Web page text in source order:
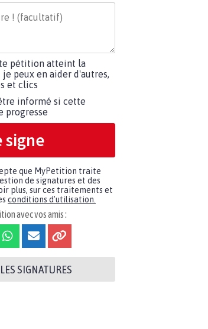
pétition atteint la
peux en aider d'autres,
et clics
informé si cette
progresse
signe
que MyPetition traite
de signatures et des
plus, sur ces traitements et
conditions d'utilisation.
avec vos amis :
SIGNATURES